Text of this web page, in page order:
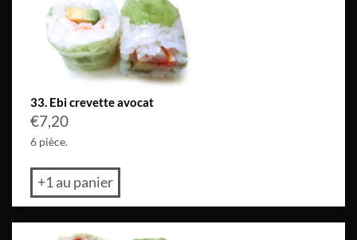
33. Ebi crevette avocat
€7,20
6 pièce.
+1 au panier